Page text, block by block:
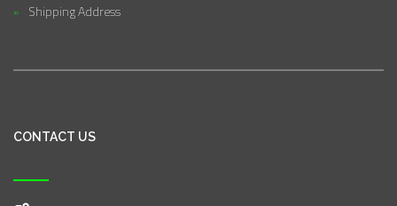
Shipping Address
CONTACT US